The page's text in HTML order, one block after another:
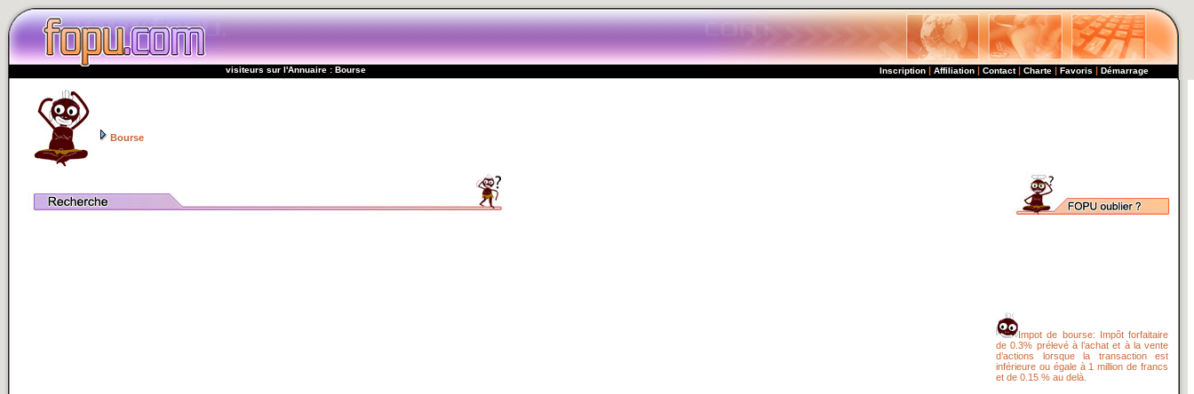
visiteurs sur l'Annuaire : Bourse Inscription | Affiliation | Contact | Charte | Favoris | Démarrage
Bourse
Impot de bourse: Impôt forfaitaire
de 0.3% prélevé à l’achat et à la vente
d’actions lorsque la transaction est
inférieure ou égale à 1 million de francs
et de 0.15 % au delà.